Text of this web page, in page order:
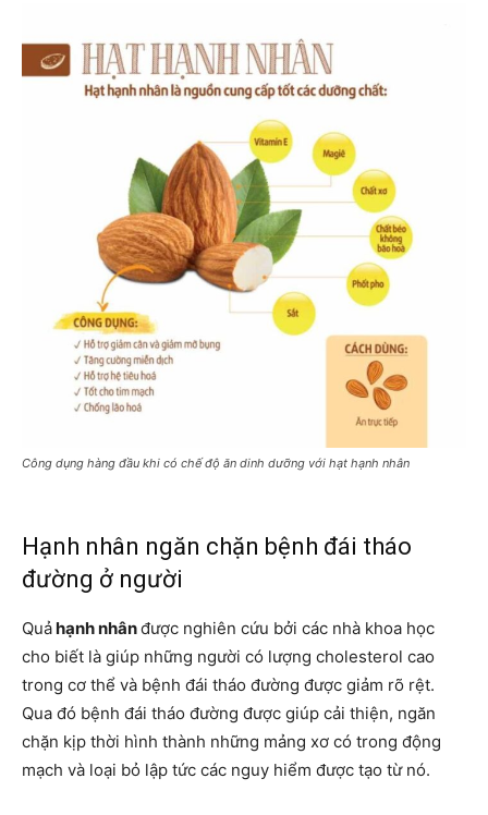
Công dụng hàng đầu khi có chế độ ăn dinh dưỡng với hạt hạnh nhân
Hạnh nhân ngăn chặn bệnh đái tháo
đường ở người
Quảhạnh nhânđược nghiên cứu bởi các nhà khoa học
cho biết là giúp những người có lượng cholesterol cao
trong cơ thể và bệnh đái tháo đường được giảm rõ rệt.
Qua đó bệnh đái tháo đường được giúp cải thiện, ngăn
chặn kịp thời hình thành những mảng xơ có trong động
mạch và loại bỏ lập tức các nguy hiểm được tạo từ nó.